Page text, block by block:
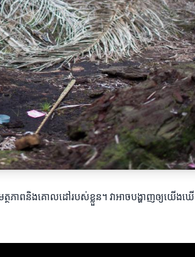
សមត្ថភាពនិងគោលដៅរបស់ខ្លួន។ វា​អាចបង្ហាញ